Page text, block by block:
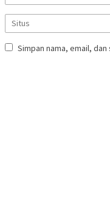
Simpan nama, email,